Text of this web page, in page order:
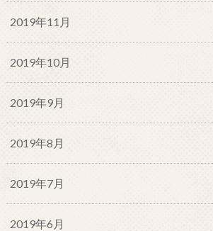
2019年11月
2019年10月
2019年9月
2019年8月
2019年7月
2019年6月